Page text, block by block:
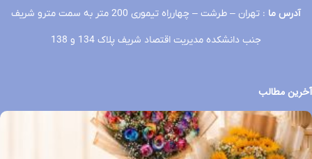
آدرس ما
: تهران – طرشت – چهارراه تیموری 200 متر به سمت مترو شریف
جنب دانشکده مدیریت اقتصاد شریف پلاک 134 و 138
آخرین مطالب